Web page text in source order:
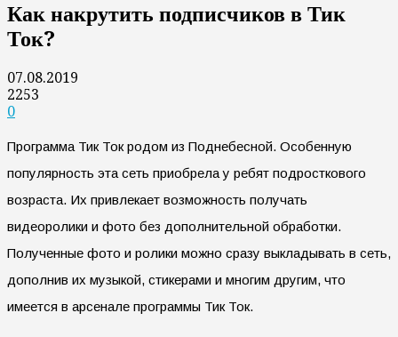
Как накрутить подписчиков в Тик
Ток?
07.08.2019
2253
0
Программа Тик Ток родом из Поднебесной. Особенную
популярность эта сеть приобрела у ребят подросткового
возраста. Их привлекает возможность получать
видеоролики и фото без дополнительной обработки.
Полученные фото и ролики можно сразу выкладывать в сеть,
дополнив их музыкой, стикерами и многим другим, что
имеется в арсенале программы Тик Ток.